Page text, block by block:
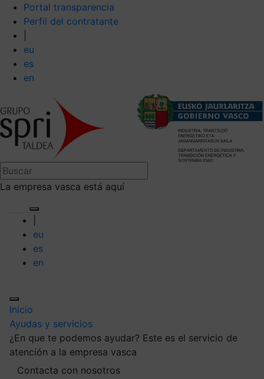
Portal transparencia
Perfil del contratante
eu
es
en
La empresa vasca está aquí
eu
es
en
Inicio
Ayudas y servicios
¿En que te podemos ayudar? Este es el servicio de
atención a la empresa vasca
Contacta con nosotros